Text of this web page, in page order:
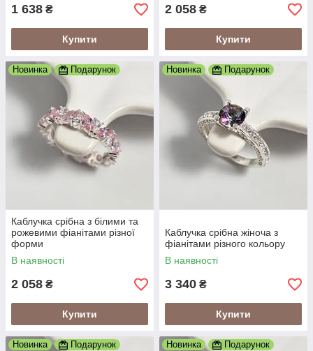
1 638 ₴
Купити
2 058 ₴
Купити
Новинка Подарунок
Каблучка срібна з білими та
рожевими фіанітами різної
форми
В наявності
2 058 ₴
Купити
Новинка Подарунок
Каблучка срібна жіноча з
фіанітами різного кольору
В наявності
3 340 ₴
Купити
Новинка Подарунок Новинка Подарунок